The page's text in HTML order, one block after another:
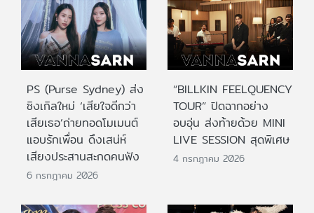
PS (Purse Sydney) ส่ง
ซิงเกิลใหม่ ‘เสียใจดีกว่า
เสียเธอ’ถ่ายทอดโมเมนต์
แอบรักเพื่อน ดึงเสน่ห์
เสียงประสานสะกดคนฟัง
6 กรกฎาคม 2026
“BILLKIN FEELQUENCY
TOUR” ปิดฉากอย่าง
อบอุ่น ส่งท้ายด้วย MINI
LIVE SESSION สุดพิเศษ
4 กรกฎาคม 2026